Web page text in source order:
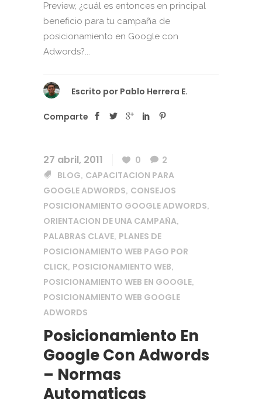
Preview, ¿cuál es entonces en principal
beneficio para tu campaña de
posicionamiento en Google con
Adwords?...
Escrito por Pablo Herrera E.
Comparte
27 abril, 2011 0
2
BLOG, CAPACITACION PARA
GOOGLE ADWORDS, CONSEJOS
POSICIONAMIENTO GOOGLE ADWORDS,
ORIENTACION DE UNA CAMPAÑA,
PALABRAS CLAVE, PLANES DE
POSICIONAMIENTO WEB PAGO POR
CLICK, POSICIONAMIENTO WEB,
POSICIONAMIENTO WEB EN GOOGLE,
POSICIONAMIENTO WEB GOOGLE
ADWORDS
Posicionamiento En
Google Con Adwords
– Normas
Automaticas